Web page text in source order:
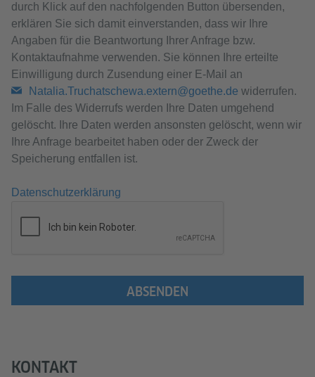
durch Klick auf den nachfolgenden Button übersenden,
erklären Sie sich damit einverstanden, dass wir Ihre
Angaben für die Beantwortung Ihrer Anfrage bzw.
Kontaktaufnahme verwenden. Sie können Ihre erteilte
Einwilligung durch Zusendung einer E-Mail an
Natalia.Truchatschewa.extern@goethe.de widerrufen.
Im Falle des Widerrufs werden Ihre Daten umgehend
gelöscht. Ihre Daten werden ansonsten gelöscht, wenn wir
Ihre Anfrage bearbeitet haben oder der Zweck der
Speicherung entfallen ist.
Datenschutzerklärung
ABSENDEN
KONTAKT